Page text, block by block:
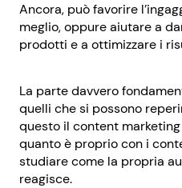
Ancora, può favorire
meglio, oppure aiutare a
prodotti e a ottimizzare i
La parte davvero
quelli che si possono
questo il content
quanto è proprio con i
studiare come la propria
reagisce.